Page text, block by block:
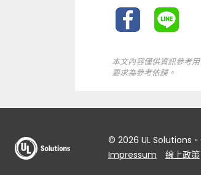
本文內容僅供資訊參考
要求為參考依歸。
© 2026 UL Solutions。
Impressum
線上政策